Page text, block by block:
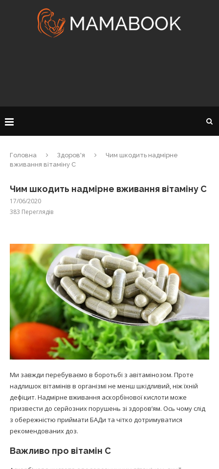
Головна Здоров'я
Чим шкодить надмірне
вживання вітаміну С
Чим шкодить надмірне вживання вітаміну С
17/06/2020
383 Переглядів
Ми завжди перебуваємо в боротьбі з авітамінозом. Проте
надлишок вітамінів в організмі не менш шкідливий, ніж їхній
дефіцит. Надмірне вживання аскорбінової кислоти може
призвести до серйозних порушень зі здоров’ям. Ось чому слід
з обережністю приймати БАДи та чітко дотримуватися
рекомендованих доз.
Важливо про вітамін С